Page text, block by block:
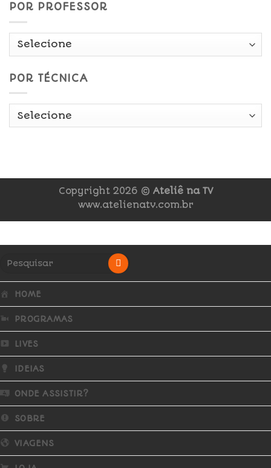
POR PROFESSOR
POR TÉCNICA
Copyright 2026 © Ateliê na TV
www.atelienatv.com.br
HOME
PROGRAMAS
LIVES
IDEIAS
ONDE ASSISTIR?
SOBRE
VIAGENS